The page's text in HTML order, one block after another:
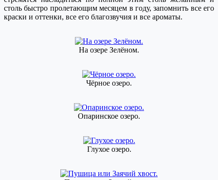
столь быстро пролетающим месяцем в году, запомнить все его
краски и оттенки, все его благозвучия и все ароматы.
На озере Зелёном.
Чёрное озеро.
Опаринское озеро.
Глухое озеро.